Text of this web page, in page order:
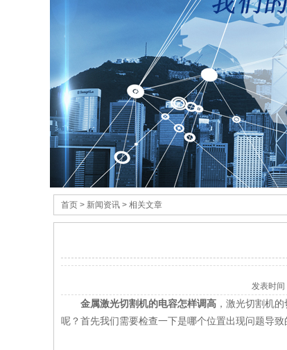
首页 > 新闻资讯 > 相关文章
发表时间
金属激光切割机的电容怎样调高 ，激光切割机
呢？首先我们需要检查一下是哪个位置出现问题导